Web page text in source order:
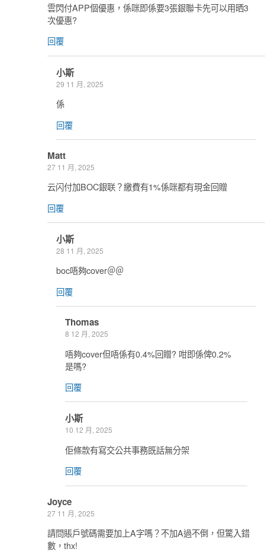
雲閃付APP個優惠，係咪即係要3張銀聯卡先可以用晒3
次優惠?
回覆
小斯
29 11 月, 2025
係
回覆
Matt
27 11 月, 2025
云闪付加BOC銀联？繳費有1%係咪都有現金回贈
回覆
小斯
28 11 月, 2025
boc唔夠cover＠＠
回覆
Thomas
8 12 月, 2025
唔夠cover但唔係有0.4%回贈? 咁即係俾0.2%
是嗎?
回覆
小斯
10 12 月, 2025
佢條款有寫交公共事務既話無分架
回覆
Joyce
27 11 月, 2025
請問賬戶號碼需要加上A字嗎？不加A過不倒，但驚入錯
數，thx!